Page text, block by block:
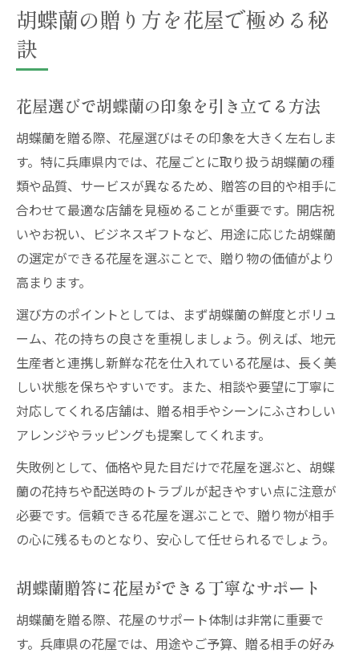
コツ
花屋利用で叶う胡蝶蘭ギフトの多彩な選択
胡蝶蘭ギフトが兵庫県で人気な理由を花屋
が解説
花屋ならではの胡蝶蘭ラッピングの魅力
花屋の配達でスムーズな胡蝶蘭ギフト贈呈
を実現
お祝いにふさわしい花屋の胡蝶蘭事情
花屋が扱うお祝い向け胡蝶蘭の選び方
開店祝いに最適な胡蝶蘭を花屋で探すポイ
ント
花屋の胡蝶蘭サービスで安心のお祝い準備
胡蝶蘭に合う花屋独自のラッピング提案
花屋が提供するお祝い用胡蝶蘭のアドバイ
ス
高品質な胡蝶蘭を選ぶ兵庫県のポイント
品質重視で選ぶ兵庫県花屋の胡蝶蘭
花屋で確認したい胡蝶蘭の鮮度とボリュー
兵庫県花屋が提案する胡蝶蘭の選定ポイン
ト
花屋スタッフが伝える高品質胡蝶蘭の見極
胡蝶蘭の贈り方を花屋で極める秘
訣
花屋選びで胡蝶蘭の印象を引き立てる方法
胡蝶蘭を贈る際、花屋選びはその印象を大きく左右しま
す。特に兵庫県内では、花屋ごとに取り扱う胡蝶蘭の種
類や品質、サービスが異なるため、贈答の目的や相手に
合わせて最適な店舗を見極めることが重要です。開店祝
いやお祝い、ビジネスギフトなど、用途に応じた胡蝶蘭
の選定ができる花屋を選ぶことで、贈り物の価値がより
高まります。
選び方のポイントとしては、まず胡蝶蘭の鮮度とボリュ
ーム、花の持ちの良さを重視しましょう。例えば、地元
生産者と連携し新鮮な花を仕入れている花屋は、長く美
しい状態を保ちやすいです。また、相談や要望に丁寧に
対応してくれる店舗は、贈る相手やシーンにふさわしい
アレンジやラッピングも提案してくれます。
失敗例として、価格や見た目だけで花屋を選ぶと、胡蝶
蘭の花持ちや配送時のトラブルが起きやすい点に注意が
必要です。信頼できる花屋を選ぶことで、贈り物が相手
の心に残るものとなり、安心して任せられるでしょう。
胡蝶蘭贈答に花屋ができる丁寧なサポート
胡蝶蘭を贈る際、花屋のサポート体制は非常に重要で
す。兵庫県の花屋では、用途やご予算、贈る相手の好み